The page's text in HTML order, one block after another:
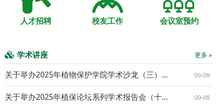
人才招聘 校友工作 会议室预约
学术讲座 更多 »
关于举办2025年植物保护学院学术沙龙（三）的通知 09-09
关于举办2025年植保论坛系列学术报告会（十九）的通知 09-08